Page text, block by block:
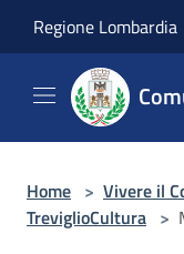
Regione Lombardia
Home > Vivere il
TreviglioCultura >